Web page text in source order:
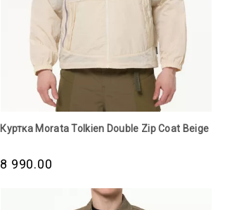
Куртка Morata Tolkien Double Zip Coat Beige
8 990.00